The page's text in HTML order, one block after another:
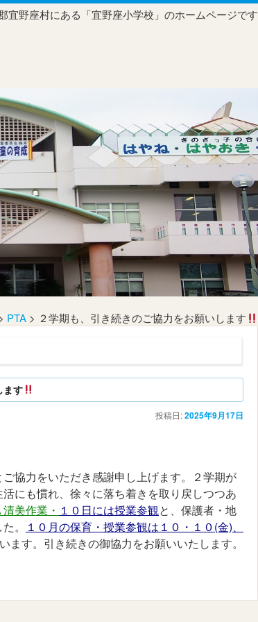
宜野座村にある「宜野座小学校」のホームページです
PTA> ２学期も、引き続きのご協力をお願いします
ます
投稿日:2025年9月17日
協力をいただき感謝申し上げます。２学期が
にも慣れ、徐々に落ち着きを取り戻しつつあ
美作業・ １０日には授業参観と、保護者・地
。
１０月の保育・授業参観は１０・１０(金)、
ます。引き続きの御協力をお願いいたします。